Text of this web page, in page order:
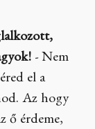
- Nem
el a
Az hogy
ő érdeme,